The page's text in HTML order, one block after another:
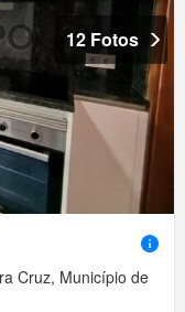
12 Fotos
Cruz, Município de